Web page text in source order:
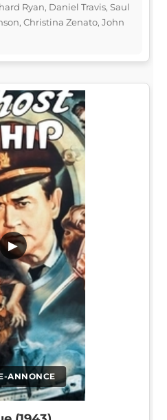
Ryan, Daniel Travis, Saul
Christina Zenato, John
ANNONCE
▶